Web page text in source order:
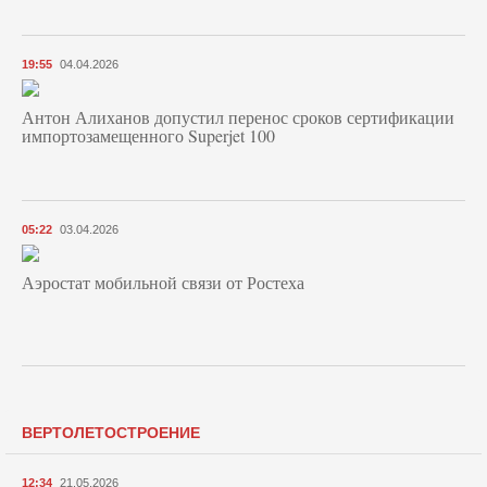
19:55 04.04.2026
Антон Алиханов допустил перенос сроков сертификации
импортозамещенного Superjet 100
05:22 03.04.2026
Аэростат мобильной связи от Ростеха
ВЕРТОЛЕТОСТРОЕНИЕ
12:34 21.05.2026